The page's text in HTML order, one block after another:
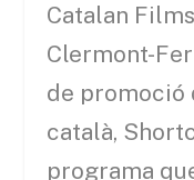
Catalan
Clermont-
de
català,
programa